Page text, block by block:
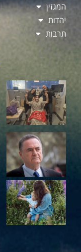
המגזין
יהדות
תרבות